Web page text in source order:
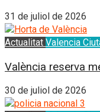
31 de juliol de 2026
Actualitat Valencia
València reserva
30 de juliol de 2026